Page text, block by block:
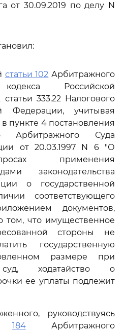
от 30.09.2019 по делу N
статьи 102 Арбитражного
кодекса Российской
333.22 Налогового
Федерации, учитывая
пункте 4 постановления
Арбитражного Суда
от 20.03.1997 N 6 "О
применения
законодательства
о государственной
соответствующего
документов,
том, что имущественное
стороны не
государственную
размере при
ходатайство о
ее уплаты подлежит
руководствуясь
184Арбитражного